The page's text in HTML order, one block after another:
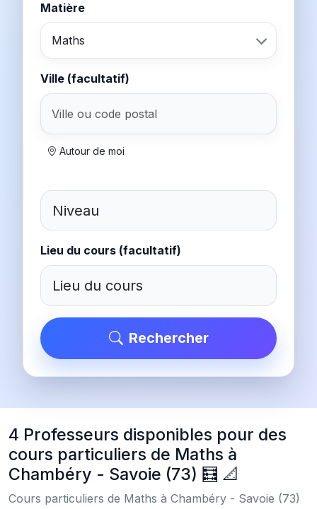
Matière
Maths
Ville (facultatif)
Autour de moi
Lieu du cours (facultatif)
Rechercher
4 Professeurs disponibles pour des
cours particuliers de Maths à
Chambéry - Savoie (73) 🧮 📐
Cours particuliers de Maths à Chambéry - Savoie (73)